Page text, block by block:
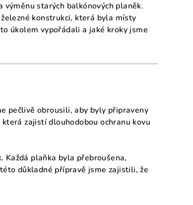
výměnu starých balkónových planěk.
konstrukci, která byla místy
úkolem vypořádali a jaké kroky jsme
pečlivě obrousili, aby byly připraveny
zajistí dlouhodobou ochranu kovu
Každá plaňka byla přebroušena,
důkladné přípravě jsme zajistili, že